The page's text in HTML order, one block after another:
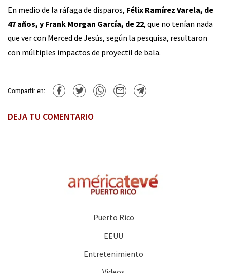
En medio de la ráfaga de disparos, Félix Ramírez Varela, de
47 años, y Frank Morgan García, de 22, que no tenían nada
que ver con Merced de Jesús, según la pesquisa, resultaron
con múltiples impactos de proyectil de bala.
Compartir en:
DEJA TU COMENTARIO
Puerto Rico
EEUU
Entretenimiento